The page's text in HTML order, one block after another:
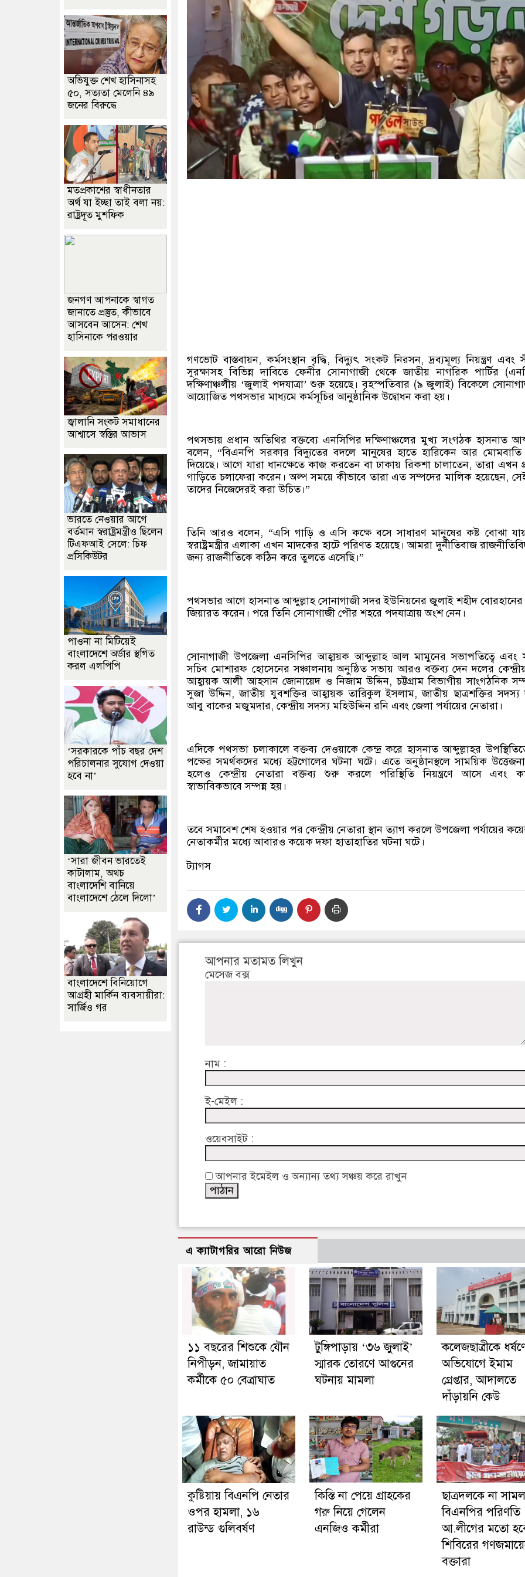
গণভোট বাস্তবায়ন, কর্মসংস্থান বৃদ্ধি, বিদ্যুৎ সংকট নিরসন, দ্রব্যমূল্য নিয়ন্ত্রণ এবং
সুরক্ষাসহ বিভিন্ন দাবিতে ফেনীর সোনাগাজী থেকে জাতীয় নাগরিক পার্টির
দক্ষিণাঞ্চলীয় ‘জুলাই পদযাত্রা’ শুরু হয়েছে। বৃহস্পতিবার (৯ জুলাই) বিকেলে
আয়োজিত পথসভার মাধ্যমে কর্মসূচির আনুষ্ঠানিক উদ্বোধন করা হয়।
পথসভায় প্রধান অতিথির বক্তব্যে এনসিপির দক্ষিণাঞ্চলের মুখ্য সংগঠক হাসনাত
বলেন, “বিএনপি সরকার বিদ্যুতের বদলে মানুষের হাতে হারিকেন আর
দিয়েছে। আগে যারা ধানক্ষেতে কাজ করতেন বা ঢাকায় রিকশা চালাতেন, তারা এখন
গাড়িতে চলাফেরা করেন। অল্প সময়ে কীভাবে তারা এত সম্পদের মালিক হয়েছেন, সেই
তাদের নিজেদেরই করা উচিত।”
তিনি আরও বলেন, “এসি গাড়ি ও এসি কক্ষে বসে সাধারণ মানুষের কষ্ট বোঝা
স্বরাষ্ট্রমন্ত্রীর এলাকা এখন মাদকের হাটে পরিণত হয়েছে। আমরা দুর্নীতিবাজ
জন্য রাজনীতিকে কঠিন করে তুলতে এসেছি।”
পথসভার আগে হাসনাত আব্দুল্লাহ সোনাগাজী সদর ইউনিয়নের জুলাই শহীদ
জিয়ারত করেন। পরে তিনি সোনাগাজী পৌর শহরে পদযাত্রায় অংশ নেন।
সোনাগাজী উপজেলা এনসিপির আহ্বায়ক আব্দুল্লাহ আল মামুনের সভাপতিত্বে এবং
সচিব মোশারফ হোসেনের সঞ্চালনায় অনুষ্ঠিত সভায় আরও বক্তব্য দেন দলের
আহ্বায়ক আলী আহসান জোনায়েদ ও নিজাম উদ্দিন, চট্টগ্রাম বিভাগীয় সাংগঠনিক
সুজা উদ্দিন, জাতীয় যুবশক্তির আহ্বায়ক তারিকুল ইসলাম, জাতীয় ছাত্রশক্তির সদস্য
আবু বাকের মজুমদার, কেন্দ্রীয় সদস্য মহিউদ্দিন রনি এবং জেলা পর্যায়ের নেতারা।
এদিকে পথসভা চলাকালে বক্তব্য দেওয়াকে কেন্দ্র করে হাসনাত আব্দুল্লাহর
পক্ষের সমর্থকদের মধ্যে হট্টগোলের ঘটনা ঘটে। এতে অনুষ্ঠানস্থলে সাময়িক উত্তেজনা
হলেও কেন্দ্রীয় নেতারা বক্তব্য শুরু করলে পরিস্থিতি নিয়ন্ত্রণে আসে এবং
স্বাভাবিকভাবে সম্পন্ন হয়।
তবে সমাবেশ শেষ হওয়ার পর কেন্দ্রীয় নেতারা স্থান ত্যাগ করলে উপজেলা পর্যায়ের
নেতাকর্মীর মধ্যে আবারও কয়েক দফা হাতাহাতির ঘটনা ঘটে।
ট্যাগস
আপনার মতামত লিখুন
মেসেজ বক্স
নাম :
ই-মেইল :
ওয়েবসাইট :
আপনার ইমেইল ও অন্যান্য তথ্য সঞ্চয় করে রাখুন
এ ক্যাটাগরির আরো নিউজ
১১ বছরের শিশুকে যৌন
নিপীড়ন, জামায়াত
কর্মীকে ৫০ বেত্রাঘাত
টুঙ্গিপাড়ায় ‘৩৬ জুলাই’
স্মারক তোরণে আগুনের
ঘটনায় মামলা
কলেজছাত্রীকে
অভিযোগে ইমাম
গ্রেপ্তার, আদালতে
দাঁড়ায়নি কেউ
কুষ্টিয়ায় বিএনপি নেতার
ওপর হামলা, ১৬
রাউন্ড গুলিবর্ষণ
কিস্তি না পেয়ে গ্রাহকের
গরু নিয়ে গেলেন
এনজিও কর্মীরা
ছাত্রদলকে না
বিএনপির পরিণতি
আ.লীগের মতো
শিবিরের
বক্তারা
অভিযুক্ত শেখ হাসিনাসহ
৫০, সত্যতা মেলেনি ৪৯
জনের বিরুদ্ধে
মতপ্রকাশের স্বাধীনতার
অর্থ যা ইচ্ছা তাই বলা নয়:
রাষ্ট্রদূত মুশফিক
জনগণ আপনাকে স্বাগত
জানাতে প্রস্তুত, কীভাবে
আসবেন আসেন: শেখ
হাসিনাকে পরওয়ার
জ্বালানি সংকট সমাধানের
আশ্বাসে স্বস্তির আভাস
ভারতে নেওয়ার আগে
বর্তমান স্বরাষ্ট্রমন্ত্রীও ছিলেন
টিএফআই সেলে: চিফ
প্রসিকিউটর
পাওনা না মিটিয়েই
বাংলাদেশে অর্ডার স্থগিত
করল এলপিপি
‘সরকারকে পাঁচ বছর দেশ
পরিচালনার সুযোগ দেওয়া
হবে না’
‘সারা জীবন ভারতেই
কাটালাম, অথচ
বাংলাদেশি বানিয়ে
বাংলাদেশে ঠেলে দিলো’
বাংলাদেশে বিনিয়োগে
আগ্রহী মার্কিন ব্যবসায়ীরা:
সার্জিও গর